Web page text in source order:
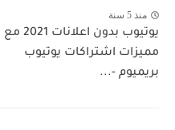
منذ 5 سنة
يوتيوب بدون اعلانات 2021 مع
مميزات اشتراكات يوتيوب
بريميوم -...